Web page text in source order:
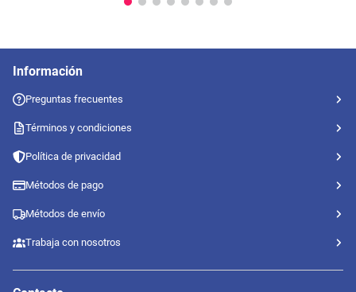
Información
Preguntas frecuentes
Términos y condiciones
Política de privacidad
Métodos de pago
Métodos de envío
Trabaja con nosotros